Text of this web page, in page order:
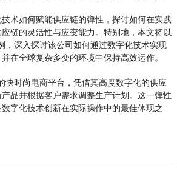
术如何赋能供应链的弹性，探讨如何在实践
链的灵活性与应变能力。特别地，本文将以
，深入探讨该公司如何通过数字化技术实现
在全球复杂多变的环境中保持高效运作。
快时尚电商平台，凭借其高度数字化的供应
品并根据客户需求调整生产计划。这一弹性
字化技术创新在实际操作中的最佳体现之